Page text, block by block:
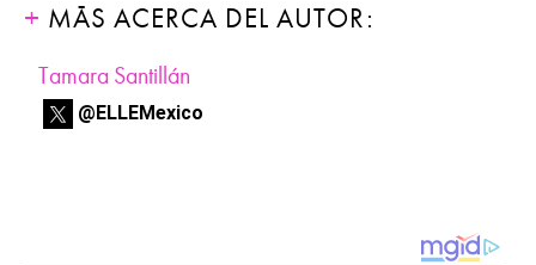
MÁS ACERCA DEL AUTOR:
Tamara Santillán
@ELLEMexico